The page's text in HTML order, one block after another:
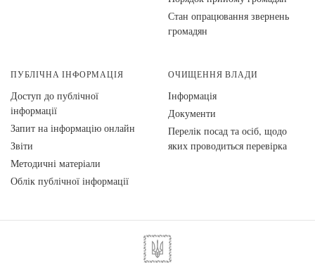
Стан опрацювання звернень
громадян
ПУБЛІЧНА ІНФОРМАЦІЯ
Доступ до публічної
інформації
Запит на інформацію онлайн
Звіти
Методичні матеріали
Облік публічної інформації
ОЧИЩЕННЯ ВЛАДИ
Інформація
Документи
Перелік посад та осіб, щодо
яких проводиться перевірка